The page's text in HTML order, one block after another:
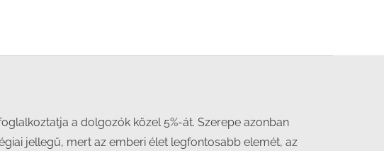
a dolgozók közel 5%-át. Szerepe azonban
jellegű, mert az emberi élet legfontosabb elemét, az